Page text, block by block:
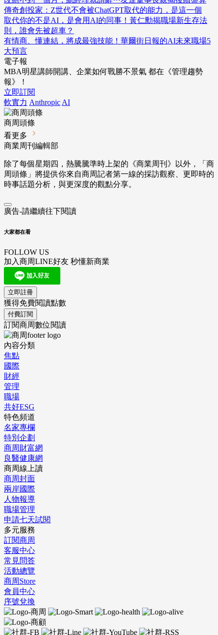
傳奇創投家：Z世代不會被ChatGPT取代的能力，是這一個
取代你的不是AI，是會用AI的同事！黃仁勳揭職場新生存法
則，誰會先被超車？
有情商、懂連結，將成最強技能！華爾街日報的AI未來職場5
大預言
電子報
MBA明星講師開講、企業如何戰勝不景氣 都在《管理趨勢
報》！
立即訂閱
軟實力 Anthropic AI
商周頭條
看更多
商業周刊編輯部
除了每個星期四，熱騰騰準時上架的《商業周刊》以外，「商
周頭條」將提供你來自商周記者第一線的採訪觀察、 更即時的
時事話題分析，與更深度的觀點分享。
廣告-請繼續往下閱讀
大家都在看
FOLLOW US
加入商周LINE好友 秒懂新商業
立即註冊
獲得免費閱讀點數
付費訂閱
訂閱商周數位閱讀
內容分類
焦點
國際
財經
管理
職場
共好ESG
特色頻道
名家專欄
特別企劃
商周財富網
良醫健康網
商周線上讀
商周封面
兩岸國際
人物報導
職場管理
申請七天試閱
多元服務
訂閱商周
客服中心
常見問答
活動總覽
商周Store
會員中心
序號兌換